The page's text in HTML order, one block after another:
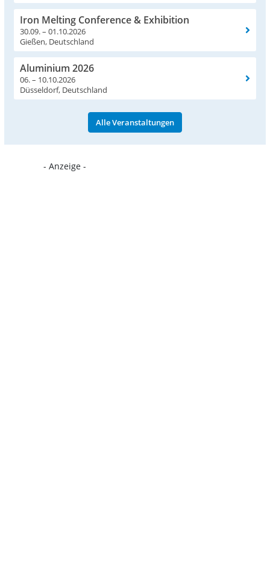
Iron Melting Conference & Exhibition
30.09. – 01.10.2026
Gießen, Deutschland
Aluminium 2026
06. – 10.10.2026
Düsseldorf, Deutschland
Alle Veranstaltungen
- Anzeige -